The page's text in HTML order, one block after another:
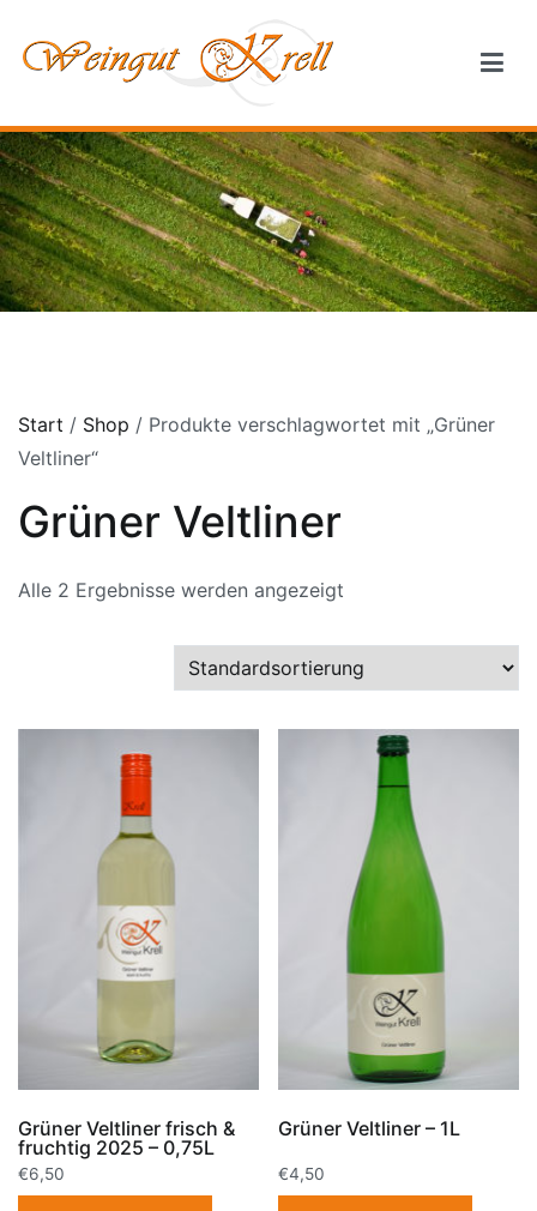
zum
Weingut Krell
Start / Shop / Produkte verschlagwortet mit „Grüner
Veltliner“
Grüner Veltliner
Alle 2 Ergebnisse werden angezeigt
Grüner Veltliner frisch &
fruchtig 2025 – 0,75L
€6,50
Grüner Veltliner – 1L
€4,50